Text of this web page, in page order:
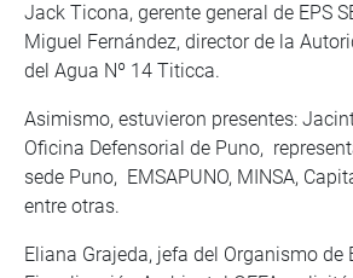
Jack Ticona, gerente general de EPS
Miguel Fernández, director de la
del Agua Nº 14 Titicca.
Asimismo, estuvieron presentes:
Oficina Defensorial de Puno,
sede Puno, EMSAPUNO, MINSA,
entre otras.
Eliana Grajeda, jefa del Organismo de